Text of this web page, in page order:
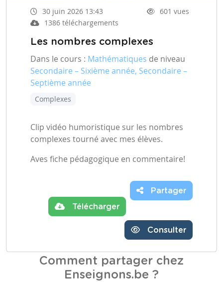
30 juin 2026 13:43
601 vues
1386 téléchargements
Les nombres complexes
Dans le cours : Mathématiques de niveau
Secondaire – Sixième année, Secondaire –
Septième année
Complexes
Clip vidéo humoristique sur les nombres
complexes tourné avec mes élèves.
Aves fiche pédagogique en commentaire!
Télécharger
Partager
Consulter
Comment partager chez
Enseignons.be ?